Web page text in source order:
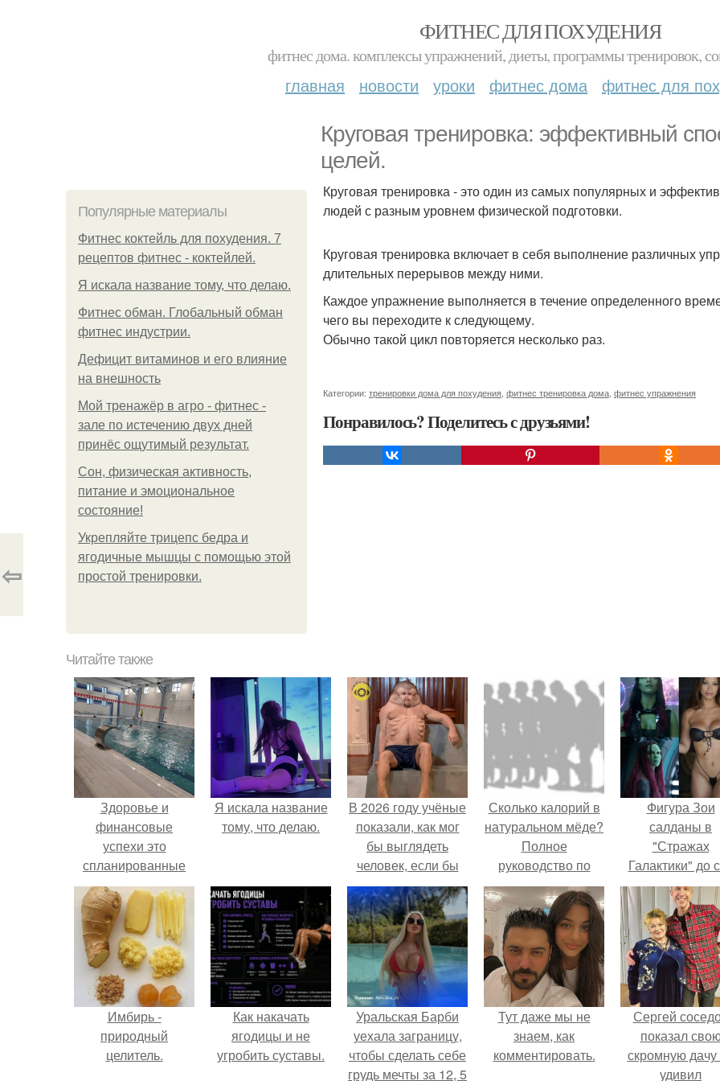
ФИТНЕС ДЛЯ ПОХУДЕНИЯ
фитнес дома. комплексы упражнений, диеты, программы тренировок,
главная новости уроки фитнес дома фитнес для
Круговая тренировка: эффективный
целей.
Популярные материалы
Фитнес коктейль для похудения. 7
рецептов фитнес - коктейлей.
Я искала название тому, что делаю.
Фитнес обман. Глобальный обман
фитнес индустрии.
Дефицит витаминов и его влияние
на внешность
Мой тренажёр в агро - фитнес -
зале по истечению двух дней
принёс ощутимый результат.
Сон, физическая активность,
питание и эмоциональное
состояние!
Укрепляйте трицепс бедра и
ягодичные мышцы с помощью этой
простой тренировки.
Круговая тренировка - это один из самых популярных и
людей с разным уровнем физической подготовки.
Круговая тренировка включает в себя выполнение различных
длительных перерывов между ними.
Каждое упражнение выполняется в течение определенного
чего вы переходите к следующему.
Обычно такой цикл повторяется несколько раз.
Категории: тренировки дома для похудения фитнес тренировка дома фитнес упражнения
Понравилось? Поделитесь с друзьями!
⇦
Читайте также
Здоровье и
финансовые
успехи это
спланированные
интенсивный труд и
расслабляющий
отдых.
Я искала название
тому, что делаю.
В 2026 году учёные
показали, как мог
бы выглядеть
человек, если бы
его тело
эволюционировало
специально для
выживания в
автокатастpoфах.
Сколько калорий в
натуральном мёде?
Полное
руководство по
питательной
ценности мёда
Фигура Зои
салданы в
"Стражах
Галактики" до
пор
восхищение.
Имбирь -
природный
целитель.
Как накачать
ягодицы и не
угробить суставы.
Уральская Барби
уехала заграницу,
чтобы сделать себе
грудь мечты за 12, 5
Тут даже мы не
знаем, как
комментировать.
Сергей
показал
скромную дачу
удивил